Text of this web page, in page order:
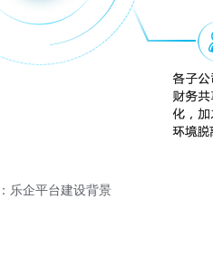
乐企平台建设背景